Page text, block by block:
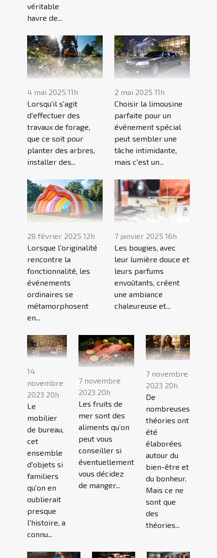
véritable
havre de...
4 mai 2025 11h
Lorsqu'il s'agit
d'effectuer des
travaux de forage,
que ce soit pour
planter des arbres,
installer des...
2 mai 2025 11h
Choisir la limousine
parfaite pour un
événement spécial
peut sembler une
tâche intimidante,
mais c'est un...
28 février 2025 12h
Lorsque l'originalité
rencontre la
fonctionnalité, les
événements
ordinaires se
métamorphosent
en...
7 janvier 2025 16h
Les bougies, avec
leur lumière douce et
leurs parfums
envoûtants, créent
une ambiance
chaleureuse et...
14
novembre
2023 20h
Le
mobilier
de bureau,
cet
ensemble
d'objets si
familiers
qu'on en
oublierait
presque
l'histoire, a
connu...
7 novembre
2023 20h
Les fruits de
mer sont des
aliments qu’on
peut vous
conseiller si
éventuellement
vous décidez
de manger...
7 novembre
2023 20h
De
nombreuses
théories ont
été
élaborées
autour du
bien-être et
du bonheur.
Mais ce ne
sont que
des
théories...